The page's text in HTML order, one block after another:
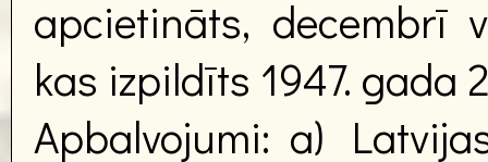
apcietināts, decembrī
kas izpildīts 1947. gada
Apbalvojumi: a)